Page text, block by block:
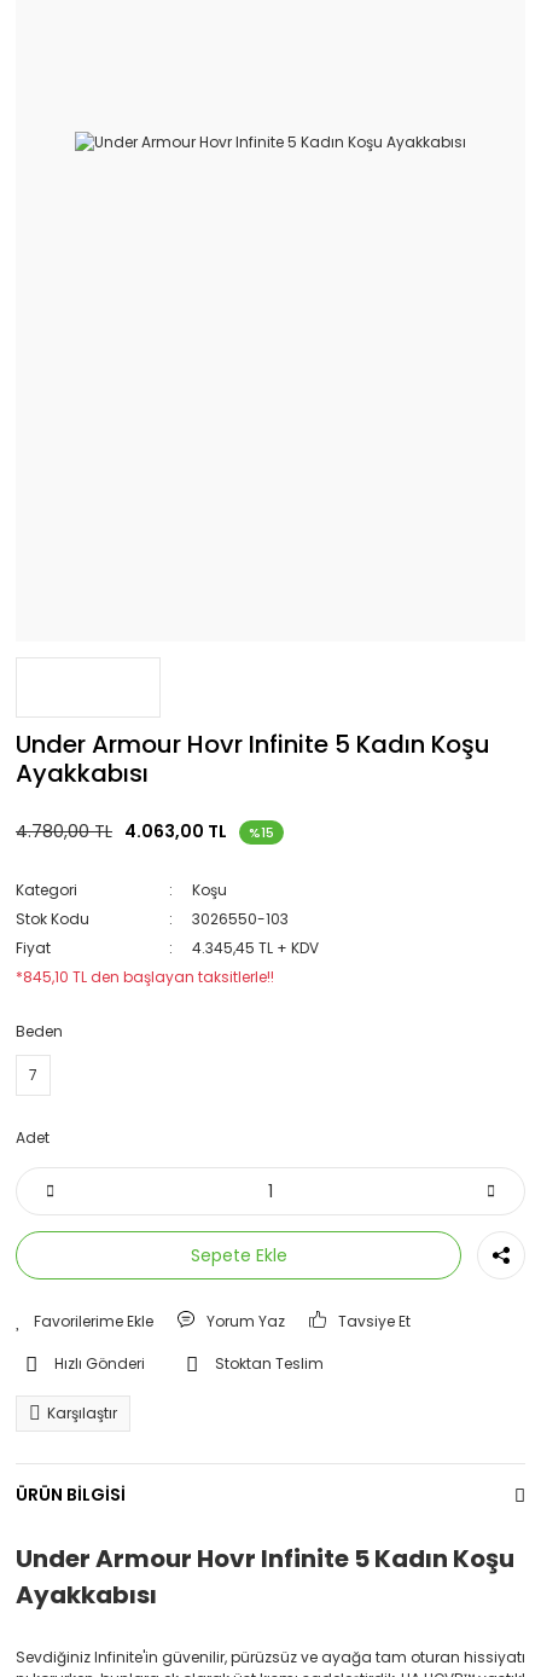
Under Armour Hovr Infinite 5 Kadın Koşu
Ayakkabısı
4.780,00 TL 4.063,00 TL %15
Kategori
Koşu
Stok Kodu
3026550-103
Fiyat
4.345,45 TL + KDV
*845,10 TL den başlayan taksitlerle!!
Beden
7
Adet
Sepete Ekle
Yorum Yaz Tavsiye Et
Hızlı Gönderi Stoktan Teslim
Karşılaştır
ÜRÜN BİLGİSİ
Under Armour Hovr Infinite 5 Kadın Koşu
Ayakkabısı
Sevdiğiniz Infinite'in güvenilir, pürüzsüz ve ayağa tam oturan hissiyatı